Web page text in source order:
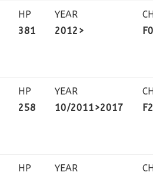
HP
381
YEAR
2012>
HP
258
YEAR
10/2011>2017
HP
YEAR